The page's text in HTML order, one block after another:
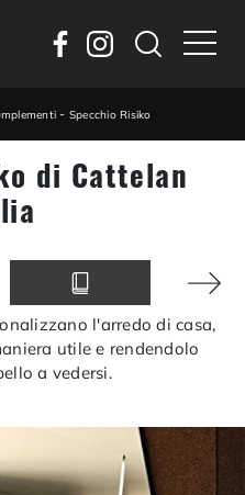
- Specchio Risiko
di Cattelan
l'arredo di casa,
utile e rendendolo
a vedersi.